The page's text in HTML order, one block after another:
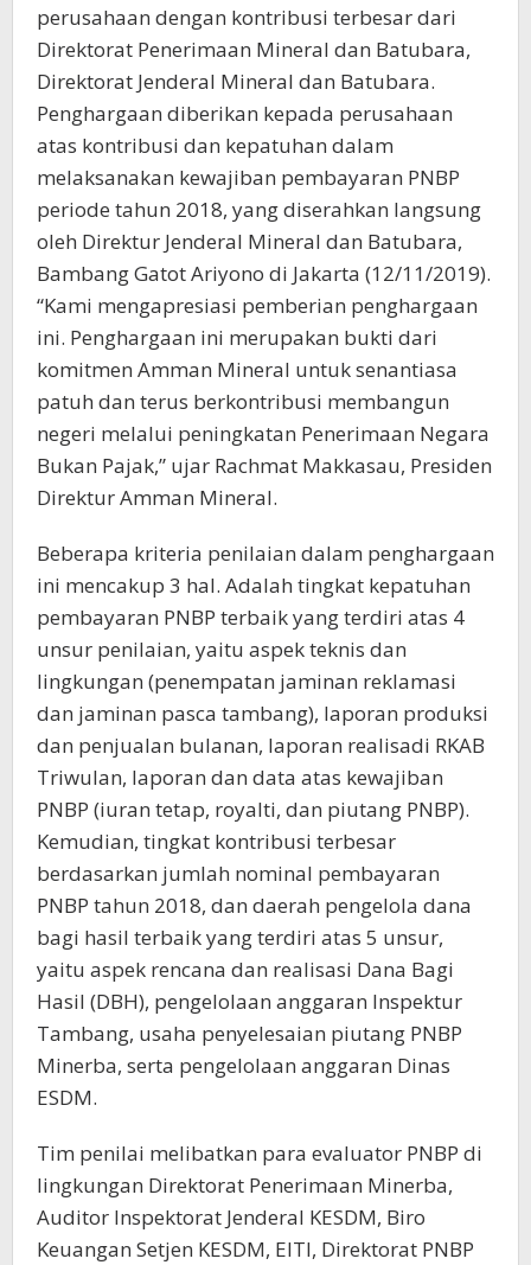
perusahaan dengan kontribusi terbesar dari
Direktorat Penerimaan Mineral dan Batubara,
Direktorat Jenderal Mineral dan Batubara.
Penghargaan diberikan kepada perusahaan
atas kontribusi dan kepatuhan dalam
melaksanakan kewajiban pembayaran PNBP
periode tahun 2018, yang diserahkan langsung
oleh Direktur Jenderal Mineral dan Batubara,
Bambang Gatot Ariyono di Jakarta (12/11/2019).
“Kami mengapresiasi pemberian penghargaan
ini. Penghargaan ini merupakan bukti dari
komitmen Amman Mineral untuk senantiasa
patuh dan terus berkontribusi membangun
negeri melalui peningkatan Penerimaan Negara
Bukan Pajak,” ujar Rachmat Makkasau, Presiden
Direktur Amman Mineral.
Beberapa kriteria penilaian dalam penghargaan
ini mencakup 3 hal. Adalah tingkat kepatuhan
pembayaran PNBP terbaik yang terdiri atas 4
unsur penilaian, yaitu aspek teknis dan
lingkungan (penempatan jaminan reklamasi
dan jaminan pasca tambang), laporan produksi
dan penjualan bulanan, laporan realisadi RKAB
Triwulan, laporan dan data atas kewajiban
PNBP (iuran tetap, royalti, dan piutang PNBP).
Kemudian, tingkat kontribusi terbesar
berdasarkan jumlah nominal pembayaran
PNBP tahun 2018, dan daerah pengelola dana
bagi hasil terbaik yang terdiri atas 5 unsur,
yaitu aspek rencana dan realisasi Dana Bagi
Hasil (DBH), pengelolaan anggaran Inspektur
Tambang, usaha penyelesaian piutang PNBP
Minerba, serta pengelolaan anggaran Dinas
ESDM.
Tim penilai melibatkan para evaluator PNBP di
lingkungan Direktorat Penerimaan Minerba,
Auditor Inspektorat Jenderal KESDM, Biro
Keuangan Setjen KESDM, EITI, Direktorat PNBP